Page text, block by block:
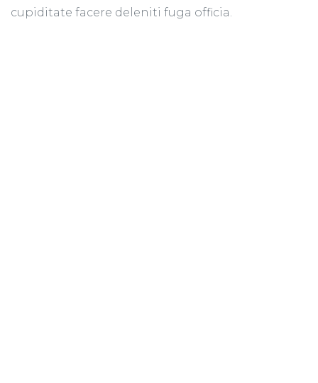
cupiditate facere deleniti fuga officia.